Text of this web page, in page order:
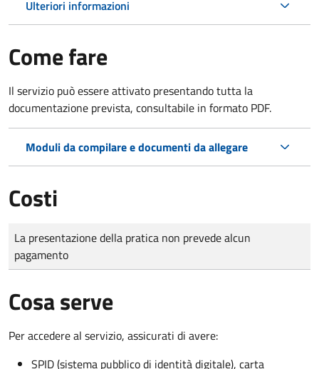
Ulteriori informazioni
Come fare
Il servizio può essere attivato presentando tutta la
documentazione prevista, consultabile in formato PDF.
Moduli da compilare e documenti da allegare
Costi
Tipo di pagamento
Importo
La presentazione della pratica non prevede alcun
pagamento
Cosa serve
Per accedere al servizio, assicurati di avere:
SPID (sistema pubblico di identità digitale), carta